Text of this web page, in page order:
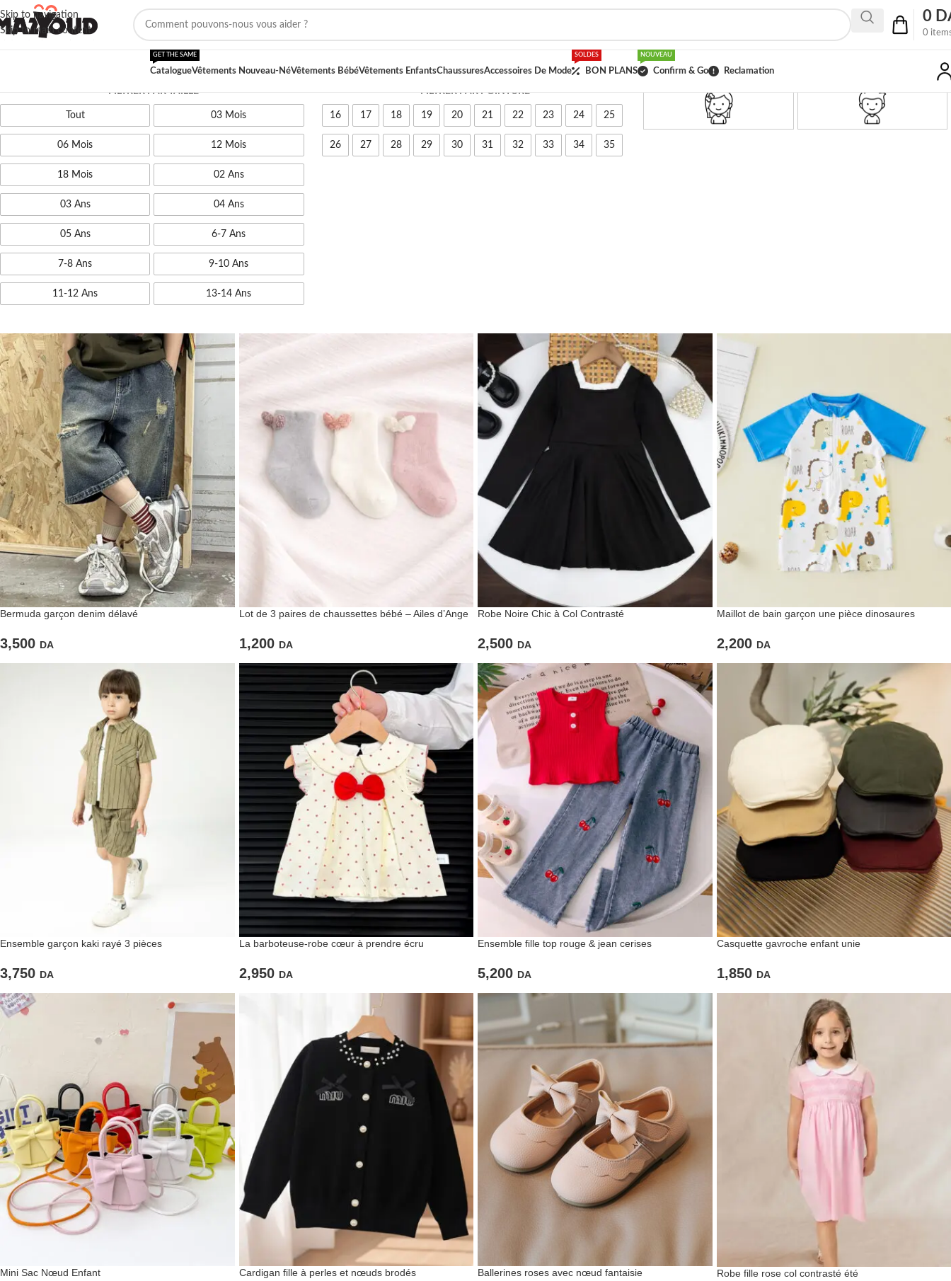
Skip to navigation
Skip to main content
0
0
Catalogue
GET THE SAME
Vêtements Nouveau-NéVêtements BébéVêtements EnfantsChaussuresAccessoires De Mode BON PLANS
SOLDES
Confirm & Go
NOUVEAU
Reclamation
FILTRER PAR TAILLE
Tout 03 Mois
06 Mois 12 Mois
18 Mois 02 Ans
03 Ans 04 Ans
05 Ans 6-7 Ans
7-8 Ans 9-10 Ans
11-12 Ans 13-14 Ans
FILTRER PAR POINTURE
16 17 18 19 20 21 22 23 24 25
26 27 28 29 30 31 32 33 34 35
Bermuda garçon denim délavé
3,500 DA
Lot de 3 paires de chaussettes bébé – Ailes d’Ange
1,200 DA
Robe Noire Chic à Col Contrasté
2,500 DA
Maillot de bain garçon une pièce dinosaures
2,200 DA
Ensemble garçon kaki rayé 3 pièces
3,750 DA
La barboteuse-robe cœur à prendre écru
2,950 DA
Ensemble fille top rouge & jean cerises
5,200 DA
Casquette gavroche enfant unie
1,850 DA
Mini Sac Nœud Enfant Cardigan fille à perles et nœuds brodés Ballerines roses avec nœud fantaisie Robe fille rose col contrasté été